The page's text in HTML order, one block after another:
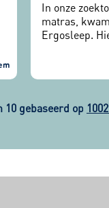
In onze
matras,
Ergosleep.
Eerst de
verschillende
mee gedacht.
geleverd en
10 gebaseerd op